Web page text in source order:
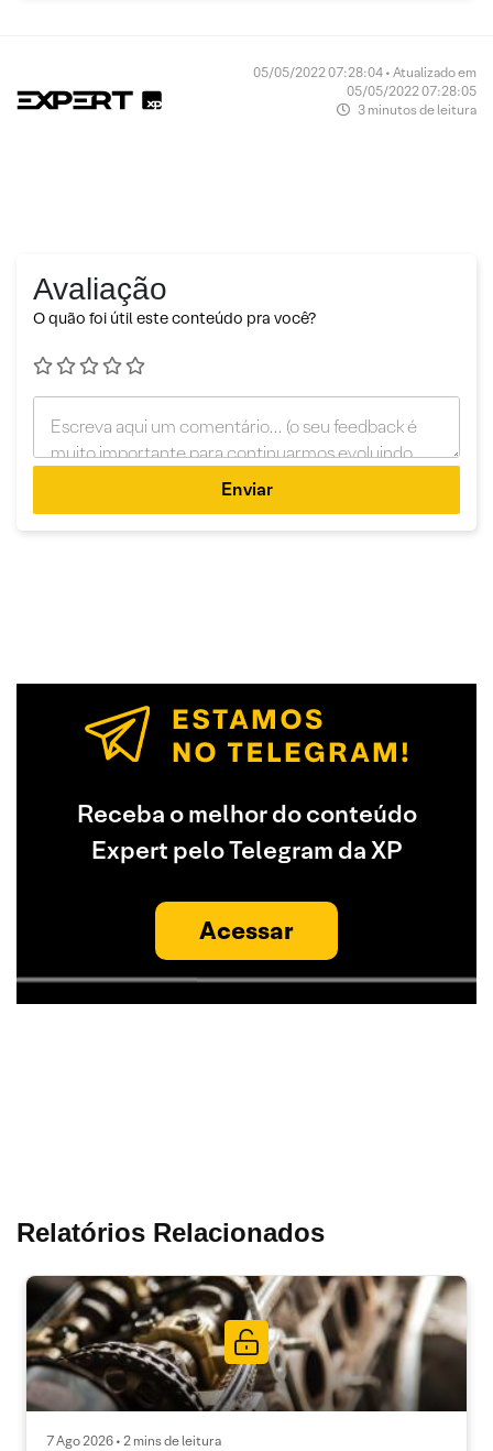
05/05/2022 07:28:04 • Atualizado em
05/05/2022 07:28:05
3 minutos de leitura
Avaliação
O quão foi útil este conteúdo pra você?
Enviar
Receba o melhor do conteúdo
Expert pelo Telegram da XP
Acessar
Relatórios Relacionados
7 Ago 2026 • 2 mins de leitura